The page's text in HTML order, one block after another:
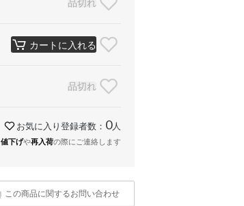
カートに入れる
品切れ
お気に入り登録者数： 0人
値下げや再入荷の際にご連絡します
この商品に関するお問い合わせ